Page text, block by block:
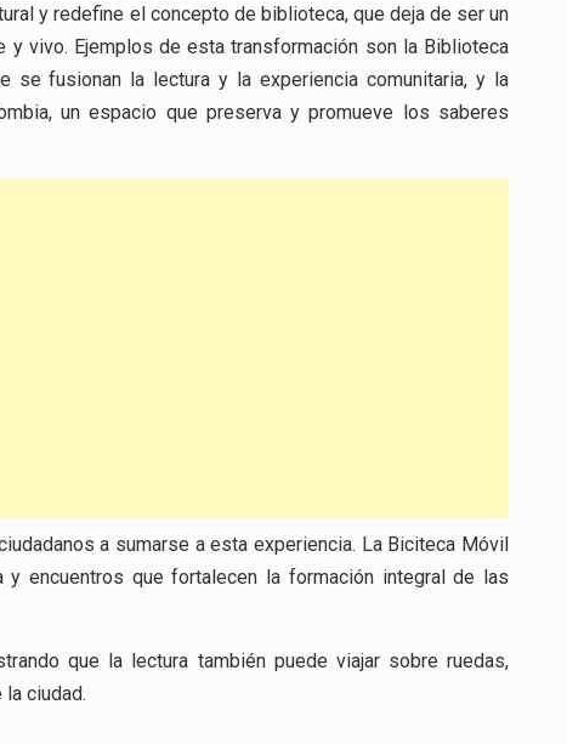
y redefine el concepto de biblioteca, que deja de ser un
vivo. Ejemplos de esta transformación son la Biblioteca
se fusionan la lectura y la experiencia comunitaria, y la
un espacio que preserva y promueve los saberes
a sumarse a esta experiencia. La Biciteca Móvil
encuentros que fortalecen la formación integral de las
que la lectura también puede viajar sobre ruedas,
ciudad.